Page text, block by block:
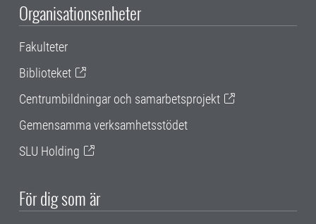
Organisationsenheter
Fakulteter
Biblioteket
Centrumbildningar och samarbetsprojekt
Gemensamma verksamhetsstödet
SLU Holding
För dig som är